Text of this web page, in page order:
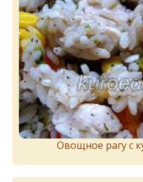
Овощное рагу с